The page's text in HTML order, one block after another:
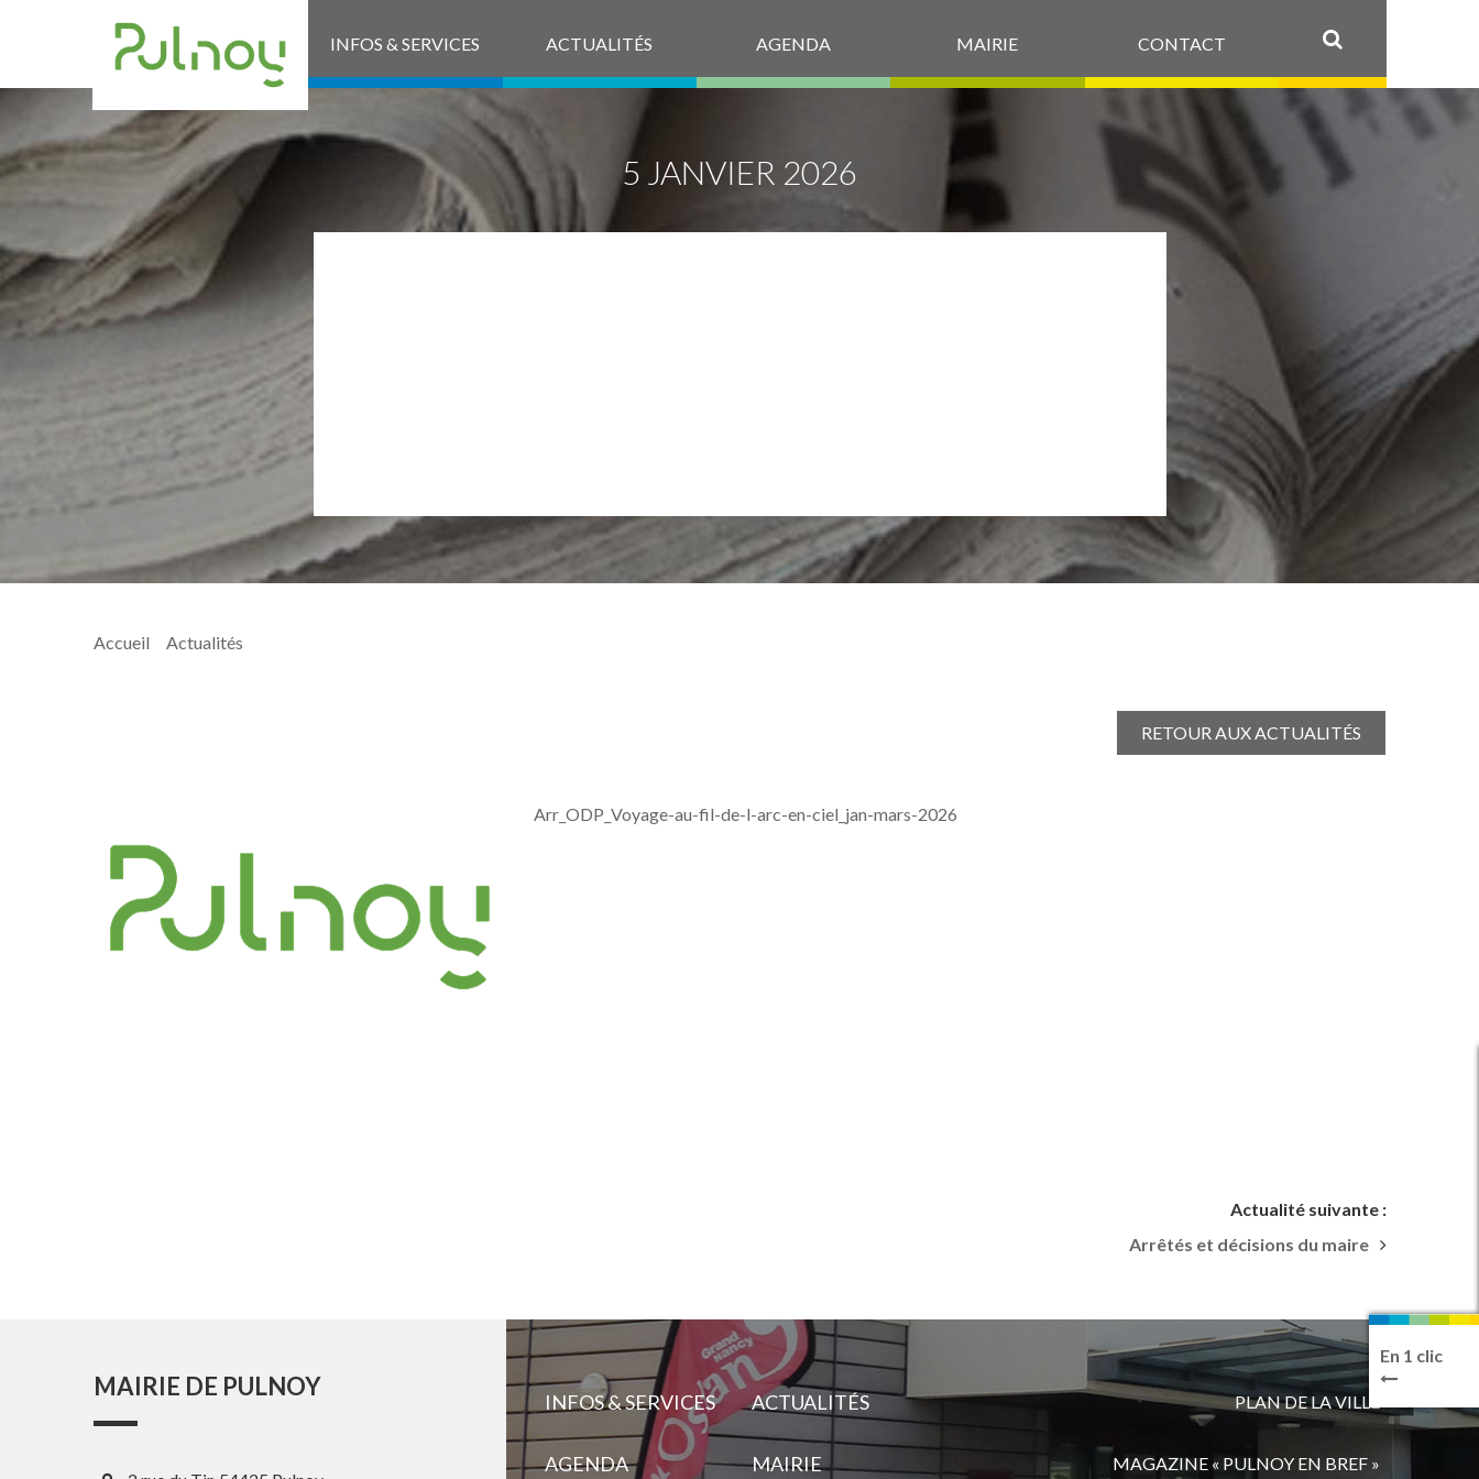
INFOS & SERVICES ACTUALITÉS AGENDA MAIRIE CONTACT
5 JANVIER 2026
Accueil Actualités
RETOUR AUX ACTUALITÉS
Arr_ODP_Voyage-au-fil-de-l-arc-en-ciel_jan-mars-2026
Actualité suivante :
Arrêtés et décisions du maire
En 1 clic
MAIRIE DE PULNOY
INFOS & SERVICES ACTUALITÉS
AGENDA MAIRIE
PLAN DE LA VILLE
MAGAZINE « PULNOY EN BREF »